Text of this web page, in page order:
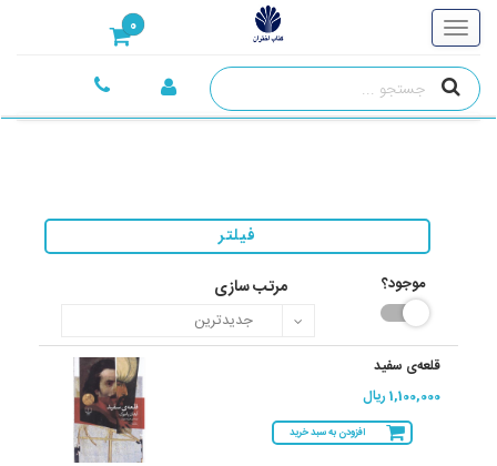
0
فیلتر
موجود؟ مرتب سازی
قلعه‌ی سفید
1,100,000 ریال
افزودن به سبد خرید